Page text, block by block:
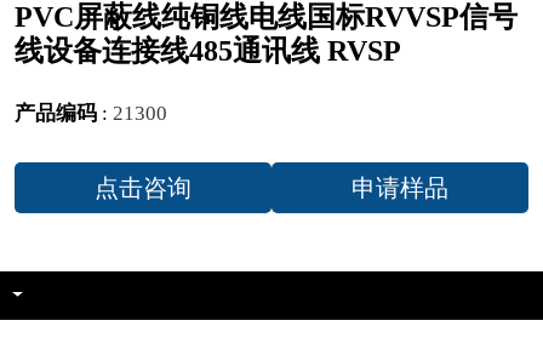
PVC屏蔽线纯铜线电线国标RVVSP信号
线设备连接线485通讯线 RVSP
产品编码 : 21300
点击咨询 申请样品